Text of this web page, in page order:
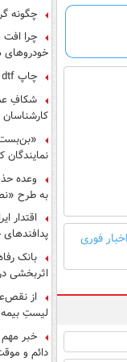
اخبار فوری
چگونه
چرا افت
چاپ uv dtf چیست؟
شکافِ
حمایتی
«بن‌بست
وعده
به طرح
اقتدار
پدافندهای
بانک
اثربخشی
برداشته
از
لیستِ
فرار از
خبر مهم
دائم و